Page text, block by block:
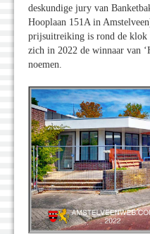
deskundige jury van
Hooplaan 151A in
prijsuitreiking is rond de klok
zich in 2022 de winnaar van
noemen.